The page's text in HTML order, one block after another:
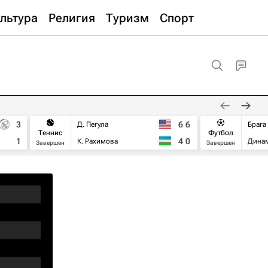
Религия Туризм Спорт
3
1
Теннис
Завершен
Д. Пегула
К. Рахимова
6 6
4 0
Футбол
Завершен
Брага